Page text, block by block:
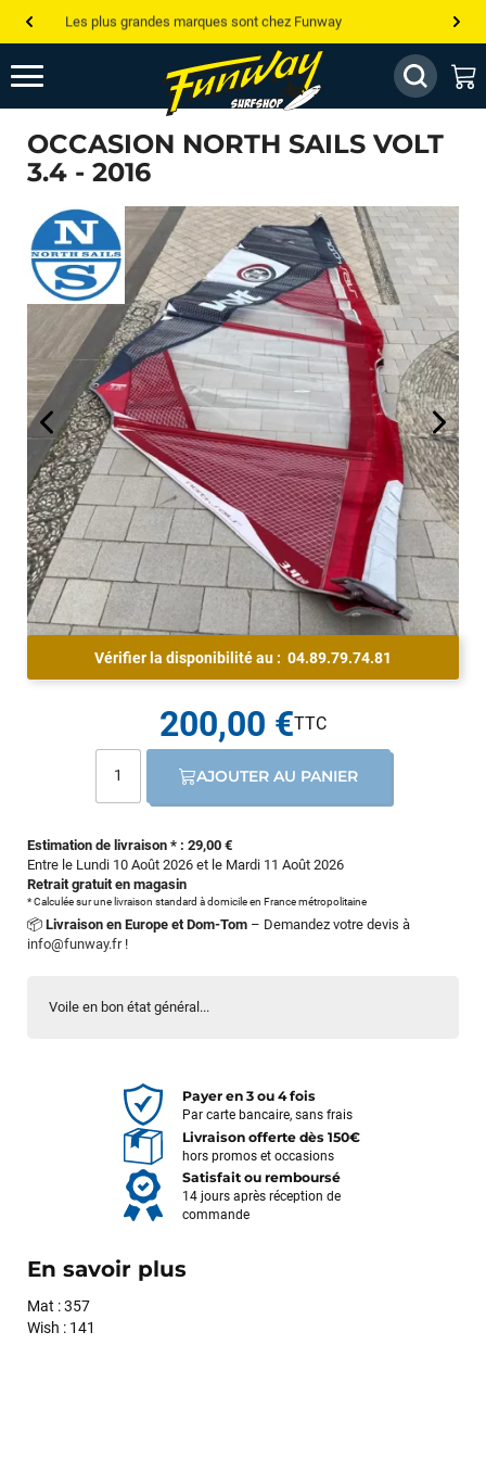
Les plus grandes marques sont chez Funway
Jusqu’à -75% de remise sur le windsurf, wingfoil, etc...
💰 Meilleur prix garanti — Moins cher ailleurs ? On s’aligne !
Besoin de conseils de pro ? Appelle nous !
OCCASION NORTH SAILS VOLT
3.4 - 2016
Voile en bon état général...
Vérifier la disponibilité au : 04.89.79.74.81
Estimation de livraison * : 29,00 €
Entre le Lundi 10 Août 2026 et le Mardi 11 Août 2026
Retrait gratuit en magasin
* Calculée sur une livraison standard à domicile en France métropolitaine
📦 Livraison en Europe et Dom-Tom – Demandez votre devis à
info@funway.fr!
200,00 €
AJOUTER AU PANIER
Payer en 3 ou 4 fois
Par carte bancaire, sans frais
Livraison offerte dès 150€
hors promos et occasions
Satisfait ou remboursé
14 jours après réception de
commande
En savoir plus
Mat : 357
Wish : 141